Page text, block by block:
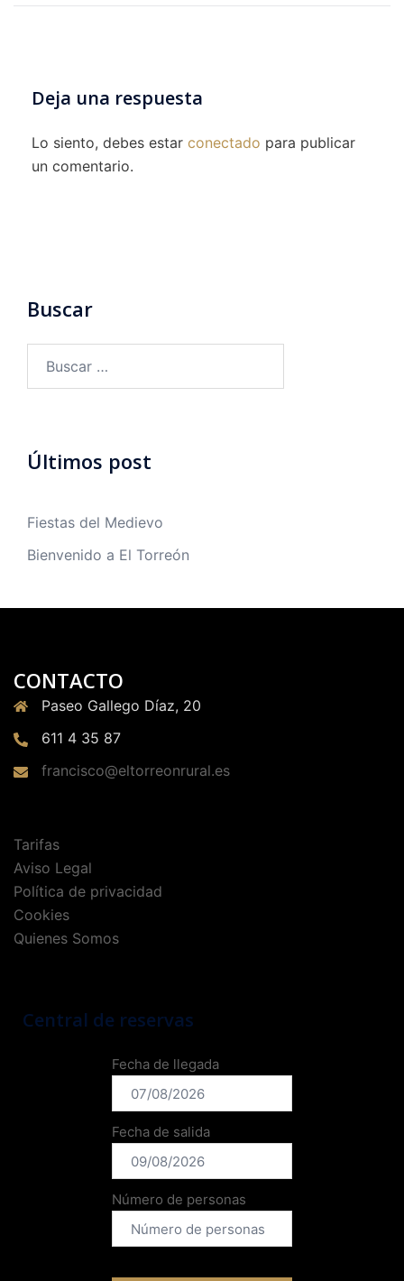
entradas
Deja una respuesta
Lo siento, debes estar conectado para publicar
un comentario.
Buscar
Últimos post
Fiestas del Medievo
Bienvenido a El Torreón
CONTACTO
Paseo Gallego Díaz, 20
611 4 35 87
francisco@eltorreonrural.es
Tarifas
Aviso Legal
Política de privacidad
Cookies
Quienes Somos
Central de reservas
Fecha de llegada
Fecha de salida
Número de personas